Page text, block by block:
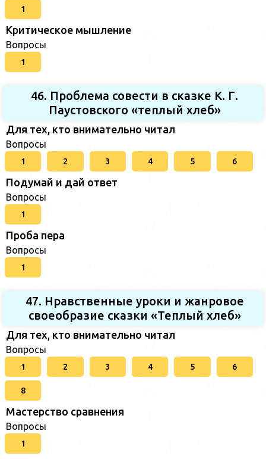
1
Критическое мышление
Вопросы
1
46. Проблема совести в сказке К. Г.
Паустовского «теплый хлеб»
Для тех, кто внимательно читал
Вопросы
1 2 3 4 5 6
Подумай и дай ответ
Вопросы
1
Проба пера
Вопросы
1
47. Нравственные уроки и жанровое
своеобразие сказки «Теплый хлеб»
Для тех, кто внимательно читал
Вопросы
1 2 3 4 5 6
8
Мастерство сравнения
Вопросы
1